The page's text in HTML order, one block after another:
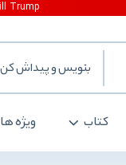
کتاب ویژه ها